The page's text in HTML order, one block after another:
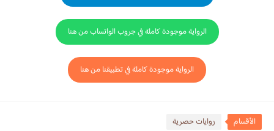
الرواية موجودة كاملة في جروب الواتساب من هنا
الرواية موجودة كاملة في تطبيقنا من هنا
الأقسام روايات حصرية